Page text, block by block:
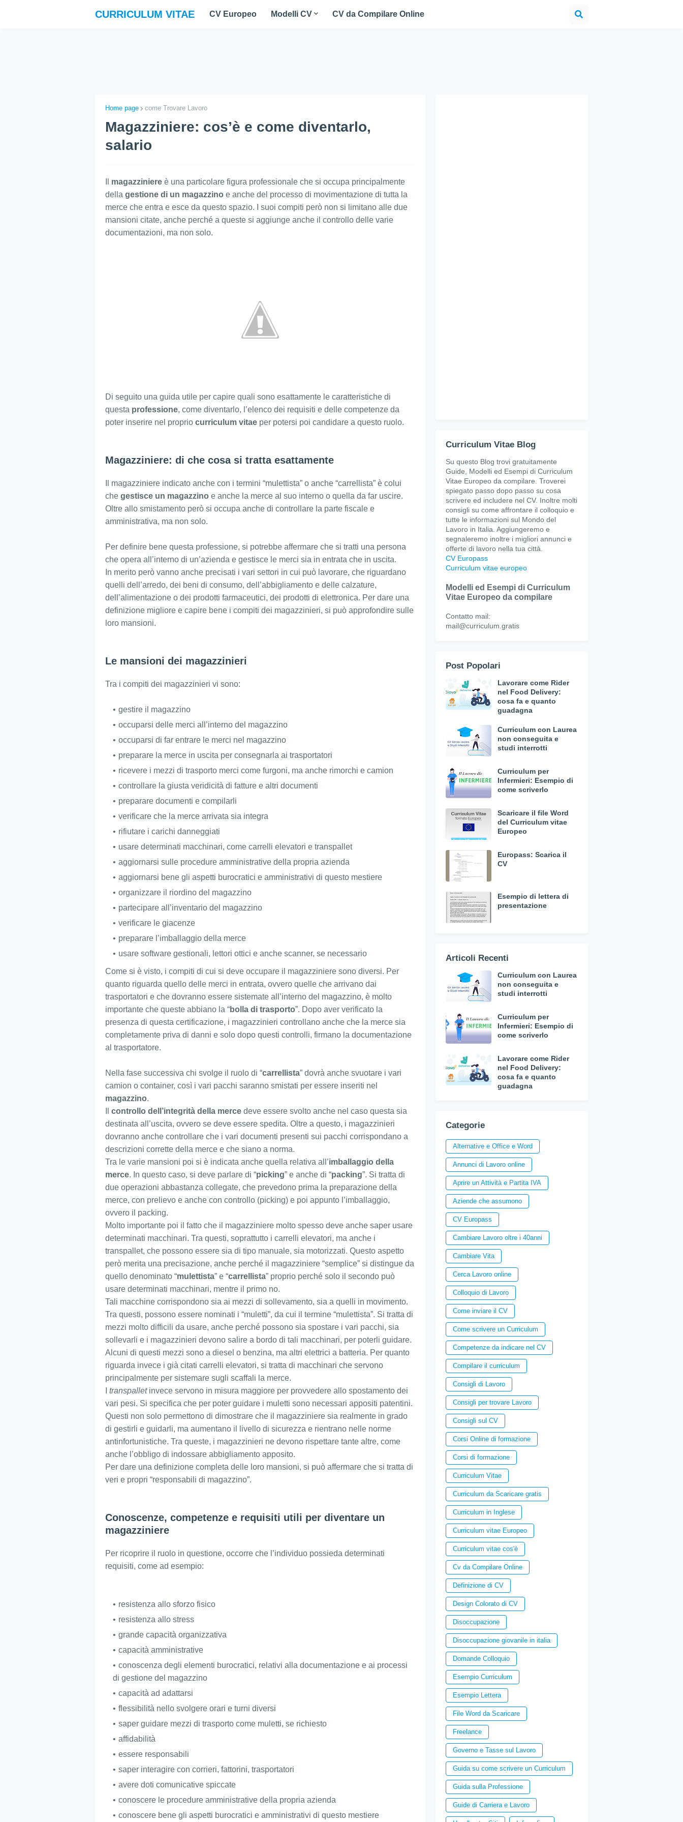
CURRICULUM VITAE CV Europeo Modelli CV CV da Compilare Online
Home page come Trovare Lavoro
Magazziniere: cos’è e come diventarlo,
salario
magazziniere è una particolare figura professionale che si occupa principalmente
della gestione di un magazzino e anche del processo di movimentazione di tutta la
merce che entra e esce da questo spazio. I suoi compiti però non si limitano alle due
mansioni citate, anche perché a queste si aggiunge anche il controllo delle varie
documentazioni, ma non solo.
Di seguito una guida utile per capire quali sono esattamente le caratteristiche di
questa professione, come diventarlo, l’elenco dei requisiti e delle competenze da
poter inserire nel proprio curriculum vitae per potersi poi candidare a questo ruolo.
Magazziniere: di che cosa si tratta esattamente
Il magazziniere indicato anche con i termini “mulettista” o anche “carrellista” è colui
che gestisce un magazzino e anche la merce al suo interno o quella da far uscire.
Oltre allo smistamento però si occupa anche di controllare la parte fiscale e
amministrativa, ma non solo.
Per definire bene questa professione, si potrebbe affermare che si tratti una persona
che opera all’interno di un’azienda e gestisce le merci sia in entrata che in uscita.
In merito però vanno anche precisati i vari settori in cui può lavorare, che riguardano
quelli dell’arredo, dei beni di consumo, dell’abbigliamento e delle calzature,
dell’alimentazione o dei prodotti farmaceutici, dei prodotti di elettronica. Per dare una
definizione migliore e capire bene i compiti dei magazzinieri, si può approfondire sulle
loro mansioni.
Le mansioni dei magazzinieri
Tra i compiti dei magazzinieri vi sono:
gestire il magazzino
occuparsi delle merci all’interno del magazzino
occuparsi di far entrare le merci nel magazzino
preparare la merce in uscita per consegnarla ai trasportatori
ricevere i mezzi di trasporto merci come furgoni, ma anche rimorchi e camion
controllare la giusta veridicità di fatture e altri documenti
preparare documenti e compilarli
verificare che la merce arrivata sia integra
rifiutare i carichi danneggiati
usare determinati macchinari, come carrelli elevatori e transpallet
aggiornarsi sulle procedure amministrative della propria azienda
aggiornarsi bene gli aspetti burocratici e amministrativi di questo mestiere
organizzare il riordino del magazzino
partecipare all’inventario del magazzino
verificare le giacenze
preparare l’imballaggio della merce
usare software gestionali, lettori ottici e anche scanner, se necessario
Come si è visto, i compiti di cui si deve occupare il magazziniere sono diversi. Per
quanto riguarda quello delle merci in entrata, ovvero quelle che arrivano dai
trasportatori e che dovranno essere sistemate all’interno del magazzino, è molto
importante che queste abbiano la “bolla di trasporto”. Dopo aver verificato la
presenza di questa certificazione, i magazzinieri controllano anche che la merce sia
completamente priva di danni e solo dopo questi controlli, firmano la documentazione
al trasportatore.
Nella fase successiva chi svolge il ruolo di “carrellista” dovrà anche svuotare i vari
camion o container, così i vari pacchi saranno smistati per essere inseriti nel
magazzino.
controllo dell’integrità della merce deve essere svolto anche nel caso questa sia
destinata all’uscita, ovvero se deve essere spedita. Oltre a questo, i magazzinieri
dovranno anche controllare che i vari documenti presenti sui pacchi corrispondano a
descrizioni corrette della merce e che siano a norma.
Tra le varie mansioni poi si è indicata anche quella relativa all’imballaggio della
merce. In questo caso, si deve parlare di “picking” e anche di “packing”. Si tratta di
due operazioni abbastanza collegate, che prevedono prima la preparazione della
merce, con prelievo e anche con controllo (picking) e poi appunto l’imballaggio,
ovvero il packing.
Molto importante poi il fatto che il magazziniere molto spesso deve anche saper usare
determinati macchinari. Tra questi, soprattutto i carrelli elevatori, ma anche i
transpallet, che possono essere sia di tipo manuale, sia motorizzati. Questo aspetto
però merita una precisazione, anche perché il magazziniere “semplice” si distingue da
quello denominato “mulettista” e “carrellista” proprio perché solo il secondo può
usare determinati macchinari, mentre il primo no.
Tali macchine corrispondono sia ai mezzi di sollevamento, sia a quelli in movimento.
Tra questi, possono essere nominati i “muletti”, da cui il termine “mulettista”. Si tratta di
mezzi molto difficili da usare, anche perché possono sia spostare i vari pacchi, sia
sollevarli e i magazzinieri devono salire a bordo di tali macchinari, per poterli guidare.
Alcuni di questi mezzi sono a diesel o benzina, ma altri elettrici a batteria. Per quanto
riguarda invece i già citati carrelli elevatori, si tratta di macchinari che servono
principalmente per sistemare sugli scaffali la merce.
transpallet invece servono in misura maggiore per provvedere allo spostamento dei
vari pesi. Si specifica che per poter guidare i muletti sono necessari appositi patentini.
Questi non solo permettono di dimostrare che il magazziniere sia realmente in grado
di gestirli e guidarli, ma aumentano il livello di sicurezza e rientrano nelle norme
antinfortunistiche. Tra queste, i magazzinieri ne devono rispettare tante altre, come
anche l’obbligo di indossare abbigliamento apposito.
Per dare una definizione completa delle loro mansioni, si può affermare che si tratta di
veri e propri “responsabili di magazzino”.
Conoscenze, competenze e requisiti utili per diventare un
magazziniere
Per ricoprire il ruolo in questione, occorre che l’individuo possieda determinati
requisiti, come ad esempio:
resistenza allo sforzo fisico
resistenza allo stress
grande capacità organizzativa
capacità amministrative
conoscenza degli elementi burocratici, relativi alla documentazione e ai processi
di gestione del magazzino
capacità ad adattarsi
flessibilità nello svolgere orari e turni diversi
saper guidare mezzi di trasporto come muletti, se richiesto
affidabilità
essere responsabili
saper interagire con corrieri, fattorini, trasportatori
avere doti comunicative spiccate
conoscere le procedure amministrative della propria azienda
conoscere bene gli aspetti burocratici e amministrativi di questo mestiere
Curriculum Vitae Blog
Su questo Blog trovi gratuitamente
Guide, Modelli ed Esempi di Curriculum
Vitae Europeo da compilare. Troverei
spiegato passo dopo passo su cosa
scrivere ed includere nel CV. Inoltre molti
consigli su come affrontare il colloquio e
tutte le informazioni sul Mondo del
Lavoro in Italia. Aggiungeremo e
segnaleremo inoltre i migliori annunci e
offerte di lavoro nella tua città.
CV Europass
Curriculum vitae europeo
Modelli ed Esempi di Curriculum
Vitae Europeo da compilare
Contatto mail:
mail@curriculum.gratis
Post Popolari
Lavorare come Rider
nel Food Delivery:
cosa fa e quanto
guadagna
Curriculum con Laurea
non conseguita e
studi interrotti
Curriculum per
Infermieri: Esempio di
come scriverlo
Scaricare il file Word
del Curriculum vitae
Europeo
Europass: Scarica il
CV
Esempio di lettera di
presentazione
Articoli Recenti
Curriculum con Laurea
non conseguita e
studi interrotti
Curriculum per
Infermieri: Esempio di
come scriverlo
Lavorare come Rider
nel Food Delivery:
cosa fa e quanto
guadagna
Categorie
Alternative e Office e Word
Annunci di Lavoro online
Aprire un Attività e Partita IVA
Aziende che assumono
CV Europass
Cambiare Lavoro oltre i 40anni
Cambiare Vita
Cerca Lavoro online
Colloquio di Lavoro
Come inviare il CV
Come scrivere un Curriculum
Competenze da indicare nel CV
Compilare il curriculum
Consigli di Lavoro
Consigli per trovare Lavoro
Consigli sul CV
Corsi Online di formazione
Corsi di formazione
Curriculum Vitae
Curriculum da Scaricare gratis
Curriculum in Inglese
Curriculum vitae Europeo
Curriculum vitae cos'è
Cv da Compilare Online
Definizione di CV
Design Colorato di CV
Disoccupazione
Disoccupazione giovanile in italia
Domande Colloquio
Esempio Curriculum
Esempio Lettera
File Word da Scaricare
Freelance
Governo e Tasse sul Lavoro
Guida su come scrivere un Curriculum
Guida sulla Professione
Guide di Carriera e Lavoro